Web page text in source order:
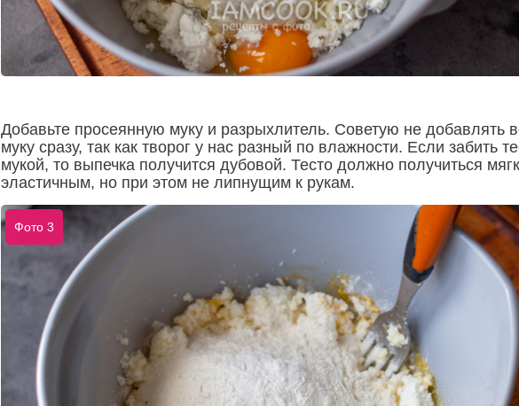
Добавьте просеянную муку и разрыхлитель. Советую не добавлять
муку сразу, так как творог у нас разный по влажности. Если забить
мукой, то выпечка получится дубовой. Тесто должно получиться
эластичным, но при этом не липнущим к рукам.
Фото 3